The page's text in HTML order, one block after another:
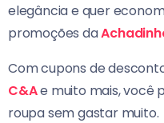
elegância e quer
promoções da
Com cupons de
C&Ae muito mais, você
roupa sem gastar muito.